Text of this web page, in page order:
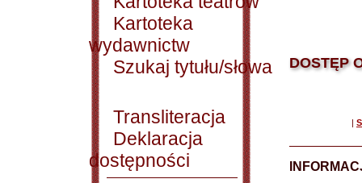
Kartoteka
wydawnictw
Szukaj tytułu/słowa
Transliteracja
Deklaracja
dostępności
DOSTĘP
|